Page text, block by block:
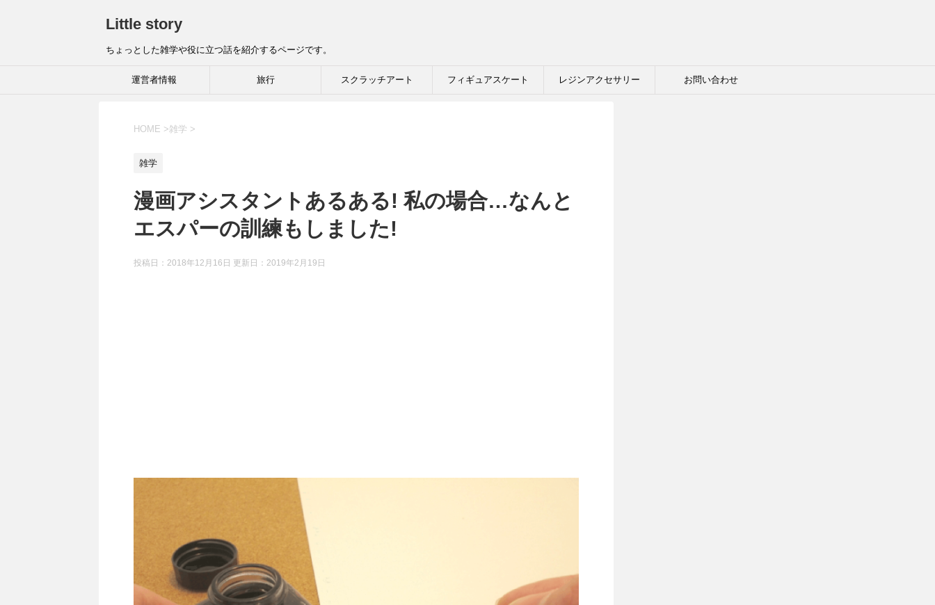
Little story
ちょっとした雑学や役に立つ話を紹介するページです。
運営者情報 旅行 スクラッチアート フィギュアスケート レジンアクセサリー お問い合わせ
HOME >雑学 >
雑学
漫画アシスタントあるある! 私の場合…なんと
エスパーの訓練もしました!
投稿日：2018年12月16日 更新日： 2019年2月19日